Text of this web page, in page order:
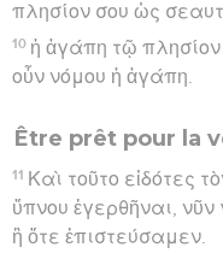
πλησίον σου ὡς
10 ἡ ἀγάπη τῷ
οὖν νόμου ἡ ἀγάπη.
Être prêt pour la
11 Καὶ τοῦτο εἰδότες
ὕπνου ἐγερθῆναι,
ἢ ὅτε ἐπιστεύσαμεν.